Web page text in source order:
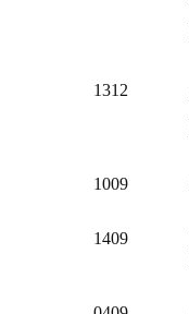
1312
1009
1409